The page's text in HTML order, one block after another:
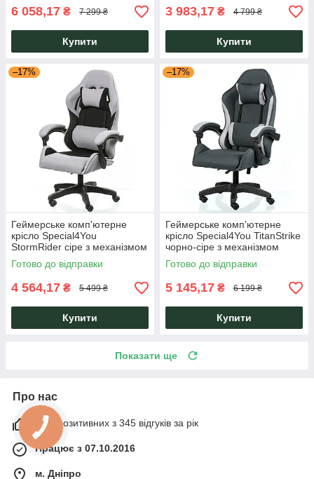
6 058,17 ₴ 7 299 ₴
Купити
3 983,17 ₴ 4 799 ₴
Купити
–17%
Геймерське комп'ютерне
крісло Special4You
StormRider сіре з механізмом
гойдання Multifix фіксує
спинку в будь-якому
положенні
Готово до відправки
4 564,17 ₴ 5 499 ₴
Купити
–17%
Геймерське комп'ютерне
крісло Special4You TitanStrike
чорно-сіре з механізмом
Multifix фіксує спинку в будь-
якому положенні
Готово до відправки
5 145,17 ₴ 6 199 ₴
Купити
Показати ще
Про нас
98% позитивних з 345 відгуків за рік
Працює з 07.10.2016
м. Дніпро